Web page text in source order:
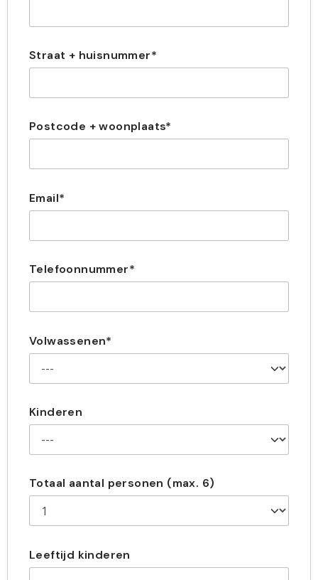
Straat + huisnummer*
Postcode + woonplaats*
Email*
Telefoonnummer*
Volwassenen*
Kinderen
Totaal aantal personen (max. 6)
Leeftijd kinderen